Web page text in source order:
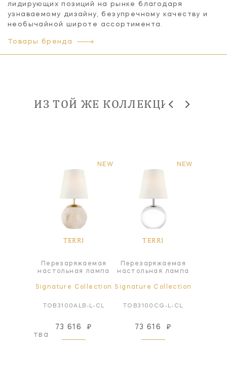
лидирующих позиций на рынке благодаря
узнаваемому дизайну, безупречному качеству и
необычайной широте ассортимента.
Товары бренда
ИЗ ТОЙ ЖЕ КОЛЛЕКЦИИ
NEW
TERRI
Перезаряжаемая
настольная лампа
Signature Collection
TOB3100ALB-L-CL
73 616 ₽
NEW
TERRI
Перезаряжаемая
настольная лампа
Signature Collection
TOB3100CG-L-CL
73 616 ₽